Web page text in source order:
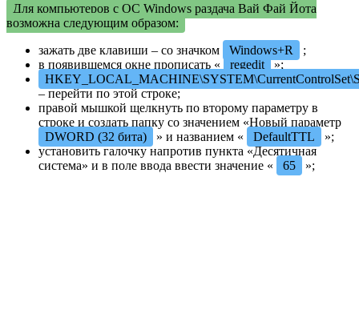
Для компьютеров с ОС Windows раздача Вай Фай Йота
возможна следующим образом:
зажать две клавиши – со значком
Windows+R
;
в появившемся окне прописать «
regedit »;
– перейти по этой строке;
правой мышкой щелкнуть по второму параметру в
строке и создать папку со значением «Новый параметр
DWORD (32 бита)
» и названием « DefaultTTL
»;
установить галочку напротив пункта «Десятичная
система» и в поле ввода ввести значение «
65 »;